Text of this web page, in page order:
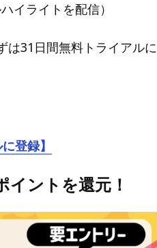
イライトを配信）
は31日間無料トライアルに
登録】
イントを還元！